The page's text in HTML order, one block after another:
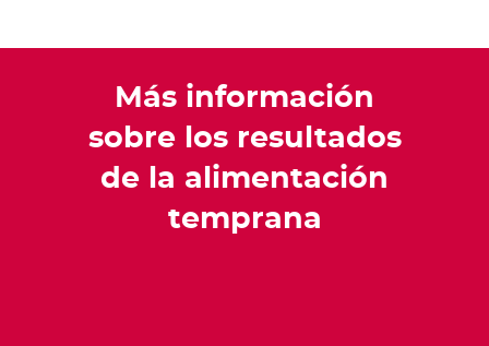
Más información
sobre los resultados
de la alimentación
temprana